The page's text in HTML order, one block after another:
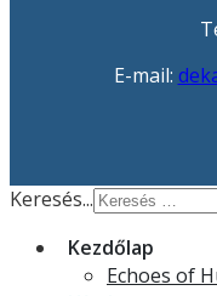
E-mail:
Keresés...
Kezdőlap
Echoes of